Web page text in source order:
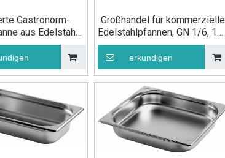
Gastronorm-
aus Edelstahl
GN 1/2, 100 mm,
die Küche
Großhandel für kommerzielle
Edelstahlpfannen, GN 1/6, 150
mm, Gastronorm-Behälter,
Lebensmittelpfanne
erkundigen